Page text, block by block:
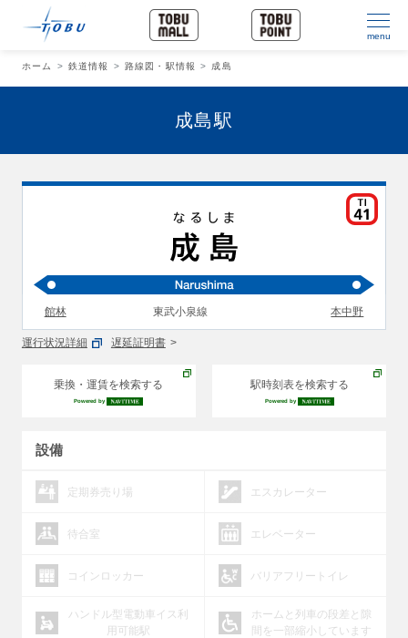
menu
ホーム 鉄道情報 路線図・駅情報 成島
成島駅
館林 東武小泉線 本中野
運行状況詳細 遅延証明書
乗換・運賃を検索する
Powered by
駅時刻表を検索する
Powered by
設備
定期券売り場 エスカレーター
待合室 エレベーター
コインロッカー バリアフリートイレ
ハンドル型電動車イス利
用可能駅
ホームと列車の段差と隙
間を一部縮小しています